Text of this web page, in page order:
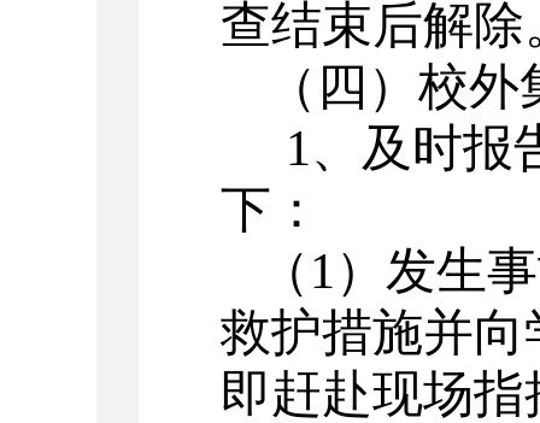
查结束后解除
（四）校
1、及时报
下：
（1）发生
救护措施并
即赶赴现场